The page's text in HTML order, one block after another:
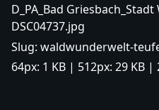
D_PA_Bad
DSC04737.jpg
Slug: waldwunderwelt-
64px: 1 KB | 512px: 29 KB |